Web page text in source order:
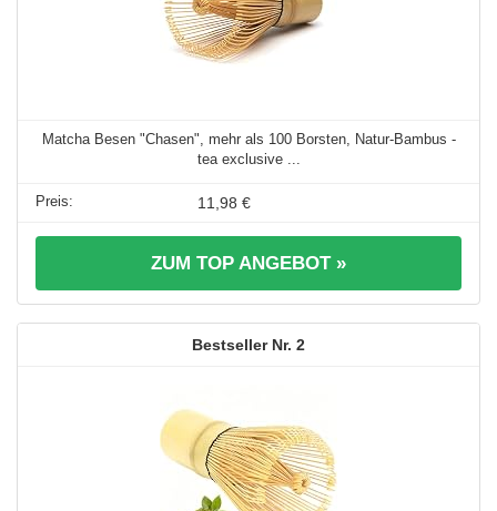
Matcha Besen "Chasen", mehr als 100 Borsten, Natur-Bambus -
tea exclusive ...
11,98 €
ZUM TOP ANGEBOT »
2